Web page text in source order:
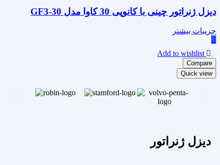
دیزل ژنراتور چینی با کانوپی 30 کاوا مدل GF3-30
جزییات بیشتر
Add to wishlist
Compare
Quick view
دیزل ژنراتور